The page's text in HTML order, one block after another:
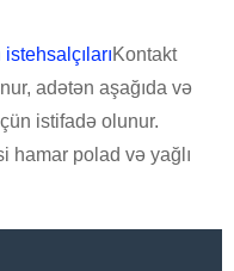
Kontakt
adətən aşağıda və
istifadə olunur.
hamar polad və yağlı